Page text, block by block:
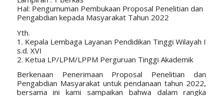
Hal: Pengumuman Pembukaan Proposal Penelitian dan
Pengabdian kepada Masyarakat Tahun 2022
Yth.
1. Kepala Lembaga Layanan Pendidikan Tinggi Wilayah I
s.d. XVI
2. Ketua LP/LPM/LPPM Perguruan Tinggi Akademik
Berkenaan Penerimaan Proposal Penelitian dan
Pengabdian Masyarakat untuk pendanaan tahun 2022,
bersama ini kami sampaikan bahwa dalam rangka